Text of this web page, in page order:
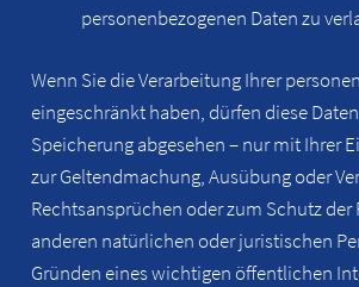
personenbezogenen Daten zu
Wenn Sie die Verarbeitung Ihrer
eingeschränkt haben, dürfen diese
Speicherung abgesehen – nur mit Ihrer
zur Geltendmachung, Ausübung oder
Rechtsansprüchen oder zum Schutz der
anderen natürlichen oder juristischen
Gründen eines wichtigen öffentlichen